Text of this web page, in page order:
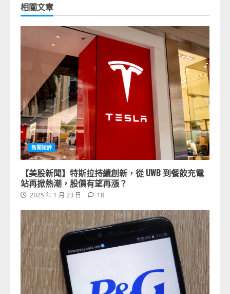
相關文章
新聞短評
【美股新聞】特斯拉持續創新，從 UWB 到餐飲充電
站再掀熱潮，股價有望再漲？
2025 年 1 月 23 日 18